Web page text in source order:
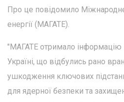
Про це повідомило
енергії (МАГАТЕ).
"МАГАТЕ отримало інформацію
Україні, що відбулись рано
ушкодження ключових
для ядерної безпеки та